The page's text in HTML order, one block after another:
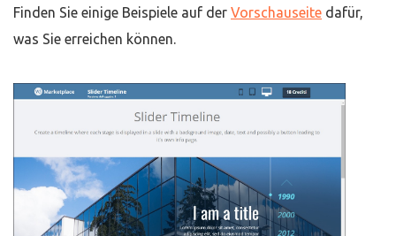
Finden Sie einige Beispiele auf der Vorschauseite dafür,
was Sie erreichen können.